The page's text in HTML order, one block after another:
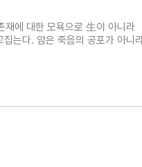
재에 대한 모욕으로 生이 아니라
는다. 암은 죽음의 공포가 아니